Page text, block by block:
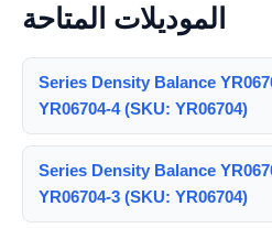
الموديلات المتاحة
Series Density Balance
YR06704-4 (SKU: YR06704)
Series Density Balance
YR06704-3 (SKU: YR06704)